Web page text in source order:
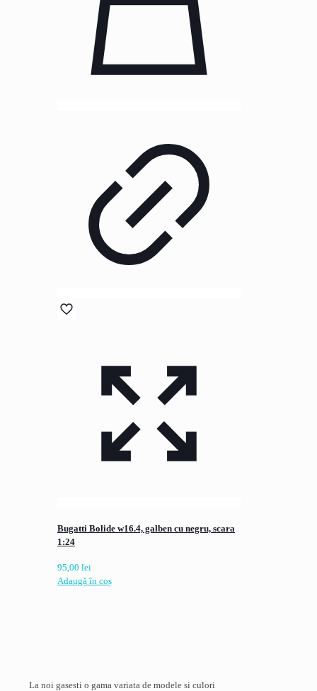
Bugatti Bolide w16.4, galben cu negru, scara
1:24
95,00 lei
Adaugă în coș
La noi gasesti o gama variata de modele si culori